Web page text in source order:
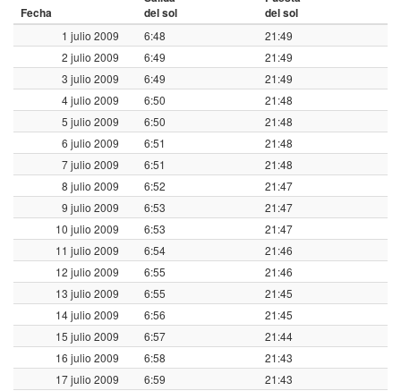
Fecha
del sol
del sol
1 julio 2009 6:48
21:49
2 julio 2009
6:49
21:49
3 julio 2009
6:49
21:49
4 julio 2009
6:50
21:48
5 julio 2009
6:50
21:48
6 julio 2009
6:51
21:48
7 julio 2009
6:51
21:48
8 julio 2009
6:52
21:47
9 julio 2009
6:53
21:47
10 julio 2009
6:53
21:47
11 julio 2009
6:54
21:46
12 julio 2009
6:55
21:46
13 julio 2009
6:55
21:45
14 julio 2009
6:56
21:45
15 julio 2009
6:57
21:44
16 julio 2009
6:58
21:43
17 julio 2009
6:59
21:43